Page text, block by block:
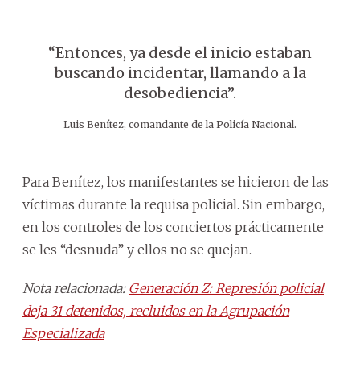
“Entonces, ya desde el inicio estaban
buscando incidentar, llamando a la
desobediencia”.
Luis Benítez, comandante de la Policía Nacional.
Para Benítez, los manifestantes se hicieron de las
víctimas durante la requisa policial. Sin embargo,
en los controles de los conciertos prácticamente
se les “desnuda” y ellos no se quejan.
Nota relacionada: Generación Z: Represión policial
deja 31 detenidos, recluidos en la Agrupación
Especializada